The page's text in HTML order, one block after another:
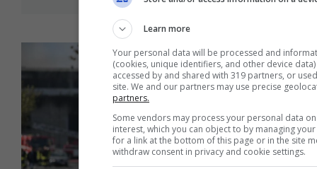
Learn more
Your personal data will be processed and
(cookies, unique identifiers, and other device
accessed by and shared with 319 partners, or
site. We and our partners may use precise
partners.
Some vendors may process your personal data
interest, which you can object to by managing
for a link at the bottom of this page or in the site
withdraw consent in privacy and cookie settings.